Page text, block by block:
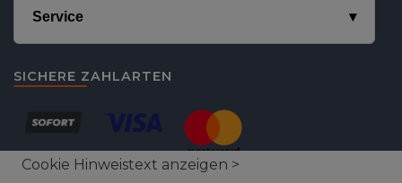
Service
SICHERE ZAHLARTEN
Cookie Hinweistext anzeigen >